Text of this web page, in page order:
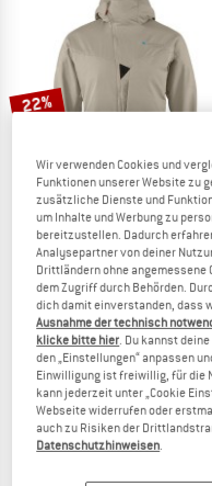
22%
KLÄTTERMUSEN
Women's Gondul 2.0 Hood
Kunstfaserjacke
319,95 € 249,56 €
(0)
Wir verwenden Cookies und
Funktionen unserer Website zu
zusätzliche Dienste und
um Inhalte und Werbung zu
bereitzustellen. Dadurch
Analysepartner von deiner
Drittländern ohne angemessene
dem Zugriff durch Behörden.
dich damit einverstanden, dass
Ausnahme der technisch
klicke bitte hier. Du kannst
den „Einstellungen“ anpassen
Einwilligung ist freiwillig, für die
kann jederzeit unter „Cookie
Webseite widerrufen oder
auch zu Risiken der
Datenschutzhinweisen.